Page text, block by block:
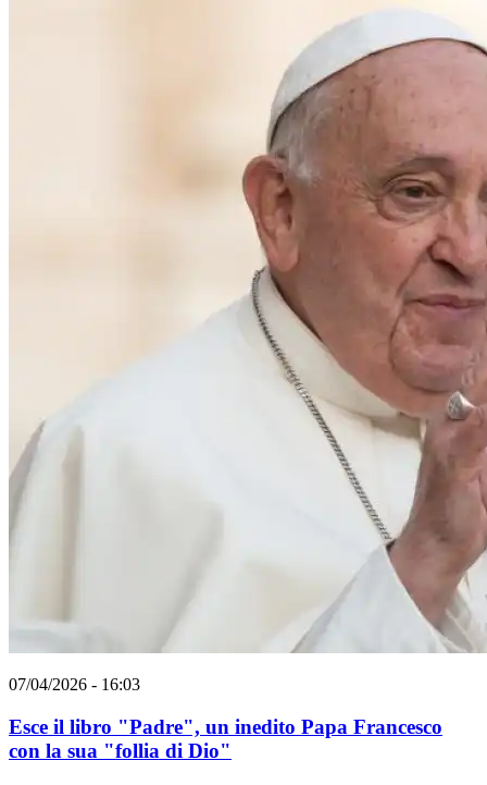
07/04/2026 - 16:03
Esce il libro "Padre", un inedito Papa Francesco
con la sua "follia di Dio"